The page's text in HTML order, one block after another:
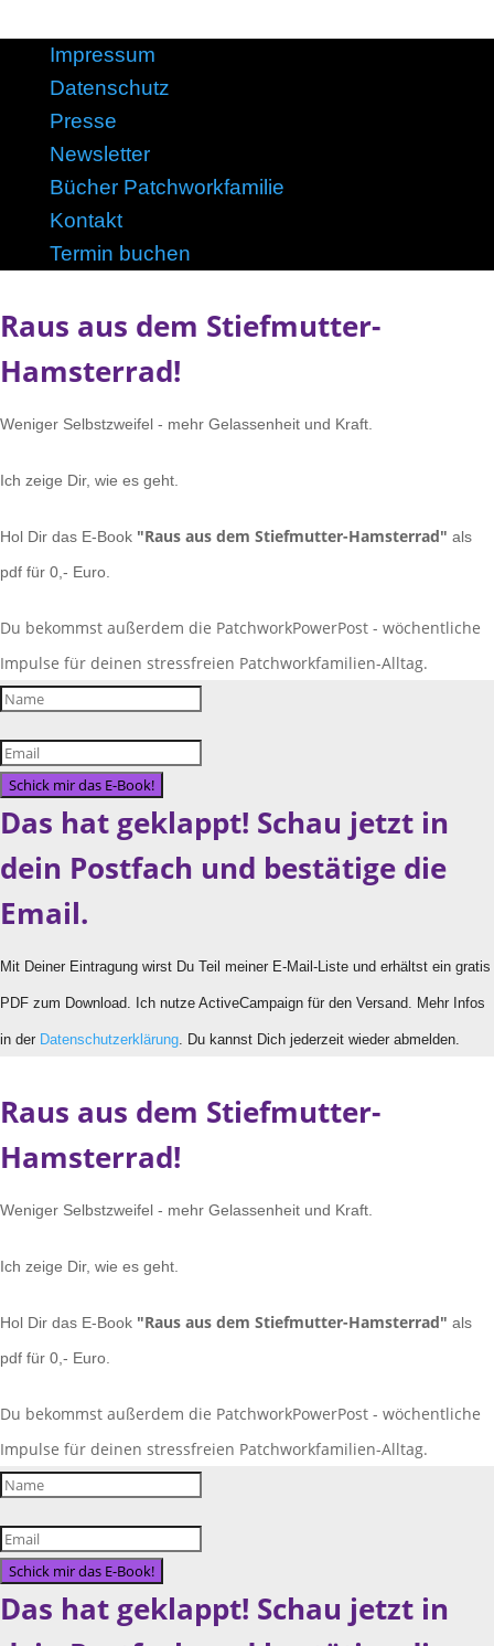
Impressum
Datenschutz
Presse
Newsletter
Bücher Patchworkfamilie
Kontakt
Termin buchen
Raus aus dem Stiefmutter-
Hamsterrad!
Weniger Selbstzweifel - mehr Gelassenheit und Kraft.
Ich zeige Dir, wie es geht.
Hol Dir das E-Book "Raus aus dem Stiefmutter-Hamsterrad" als
pdf für 0,- Euro.
Du bekommst außerdem die PatchworkPowerPost - wöchentliche
Impulse für deinen stressfreien Patchworkfamilien-Alltag.
Schick mir das E-Book!
Das hat geklappt! Schau jetzt in
dein Postfach und bestätige die
Email.
Mit Deiner Eintragung wirst Du Teil meiner E-Mail-Liste und erhältst ein gratis
PDF zum Download. Ich nutze ActiveCampaign für den Versand. Mehr Infos
in der Datenschutzerklärung . Du kannst Dich jederzeit wieder abmelden.
Raus aus dem Stiefmutter-
Hamsterrad!
Weniger Selbstzweifel - mehr Gelassenheit und Kraft.
Ich zeige Dir, wie es geht.
Hol Dir das E-Book "Raus aus dem Stiefmutter-Hamsterrad" als
pdf für 0,- Euro.
Du bekommst außerdem die PatchworkPowerPost - wöchentliche
Impulse für deinen stressfreien Patchworkfamilien-Alltag.
Schick mir das E-Book!
Das hat geklappt! Schau jetzt in